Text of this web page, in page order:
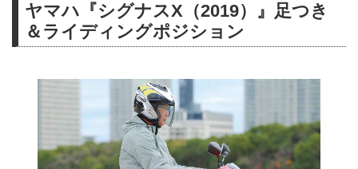
ヤマハ『シグナスX（2019）』足つき
＆ライディングポジション